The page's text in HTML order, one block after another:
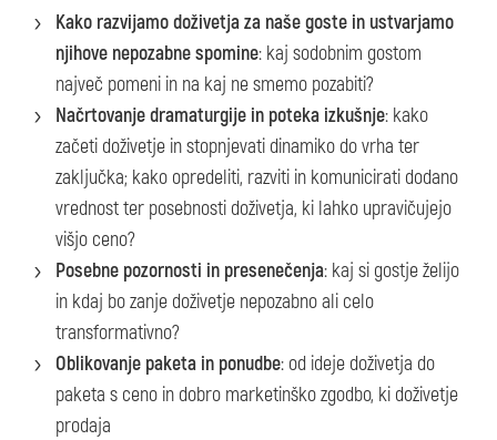
Kako razvijamo doživetja za naše goste in ustvarjamo
njihove nepozabne spomine: kaj sodobnim gostom
največ pomeni in na kaj ne smemo pozabiti?
Načrtovanje dramaturgije in poteka izkušnje: kako
začeti doživetje in stopnjevati dinamiko do vrha ter
zaključka; kako opredeliti, razviti in komunicirati dodano
vrednost ter posebnosti doživetja, ki lahko upravičujejo
višjo ceno?
Posebne pozornosti in presenečenja: kaj si gostje želijo
in kdaj bo zanje doživetje nepozabno ali celo
transformativno?
Oblikovanje paketa in ponudbe: od ideje doživetja do
paketa s ceno in dobro marketinško zgodbo, ki doživetje
prodaja